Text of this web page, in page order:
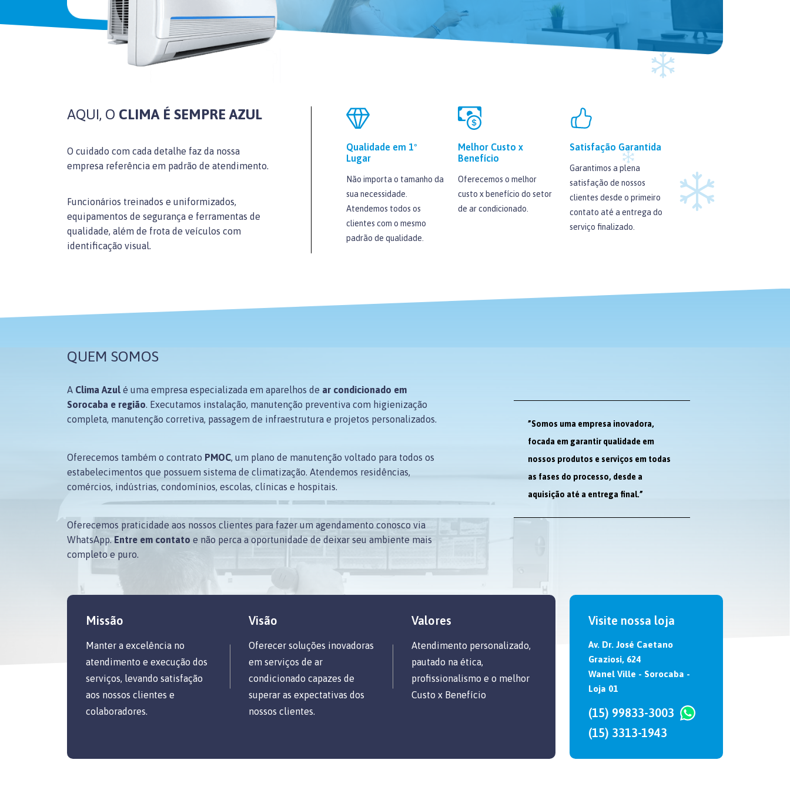
AQUI, O CLIMA É SEMPRE AZUL
O cuidado com cada detalhe faz da nossa
empresa referência em padrão de atendimento.
Funcionários treinados e uniformizados,
equipamentos de segurança e ferramentas de
qualidade, além de frota de veículos com
identificação visual.
Qualidade em 1º
Lugar
Não importa o tamanho da
sua necessidade.
Atendemos todos os
clientes com o mesmo
padrão de qualidade.
Melhor Custo x
Benefício
Oferecemos o melhor
custo x benefício do setor
de ar condicionado.
Satisfação Garantida
Garantimos a plena
satisfação de nossos
clientes desde o primeiro
contato até a entrega do
serviço finalizado.
QUEM SOMOS
A Clima Azul é uma empresa especializada em aparelhos de ar condicionado em
Sorocaba e região. Executamos instalação, manutenção preventiva com higienização
completa, manutenção corretiva, passagem de infraestrutura e projetos personalizados.
Oferecemos também o contrato PMOC, um plano de manutenção voltado para todos os
estabelecimentos que possuem sistema de climatização. Atendemos residências,
comércios, indústrias, condomínios, escolas, clínicas e hospitais.
Oferecemos praticidade aos nossos clientes para fazer um agendamento conosco via
WhatsApp. Entre em contato e não perca a oportunidade de deixar seu ambiente mais
completo e puro.
”Somos uma empresa inovadora,
focada em garantir qualidade em
nossos produtos e serviços em todas
as fases do processo, desde a
aquisição até a entrega final.”
Missão
Manter a excelência no
atendimento e execução dos
serviços, levando satisfação
aos nossos clientes e
colaboradores.
Visão
Oferecer soluções inovadoras
em serviços de ar
condicionado capazes de
superar as expectativas dos
nossos clientes.
Valores
Atendimento personalizado,
pautado na ética,
profissionalismo e o melhor
Custo x Benefício
Visite nossa loja
Av. Dr. José Caetano
Graziosi, 624
Wanel Ville - Sorocaba -
Loja 01
(15) 99833-3003
(15) 3313-1943